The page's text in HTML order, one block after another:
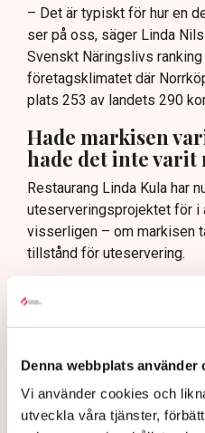
Denna webbplats använder
Vi använder cookies och
utveckla våra tjänster,
– Det är typiskt för hur en
ser på oss, säger Linda
Svenskt Näringslivs
företagsklimatet där
plats 253 av landets 290
Hade markisen
hade det inte
Restaurang Linda Kula har
uteserveringsprojektet för i
visserligen – om markisen
tillstånd för uteservering.
Nilsson.
Egentligen är det inte
utfälld vilar på den
hade klarat sig utan
det inte varit något